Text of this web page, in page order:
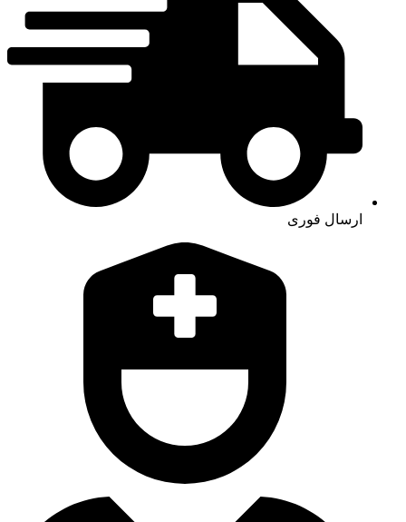
ارسال فوری